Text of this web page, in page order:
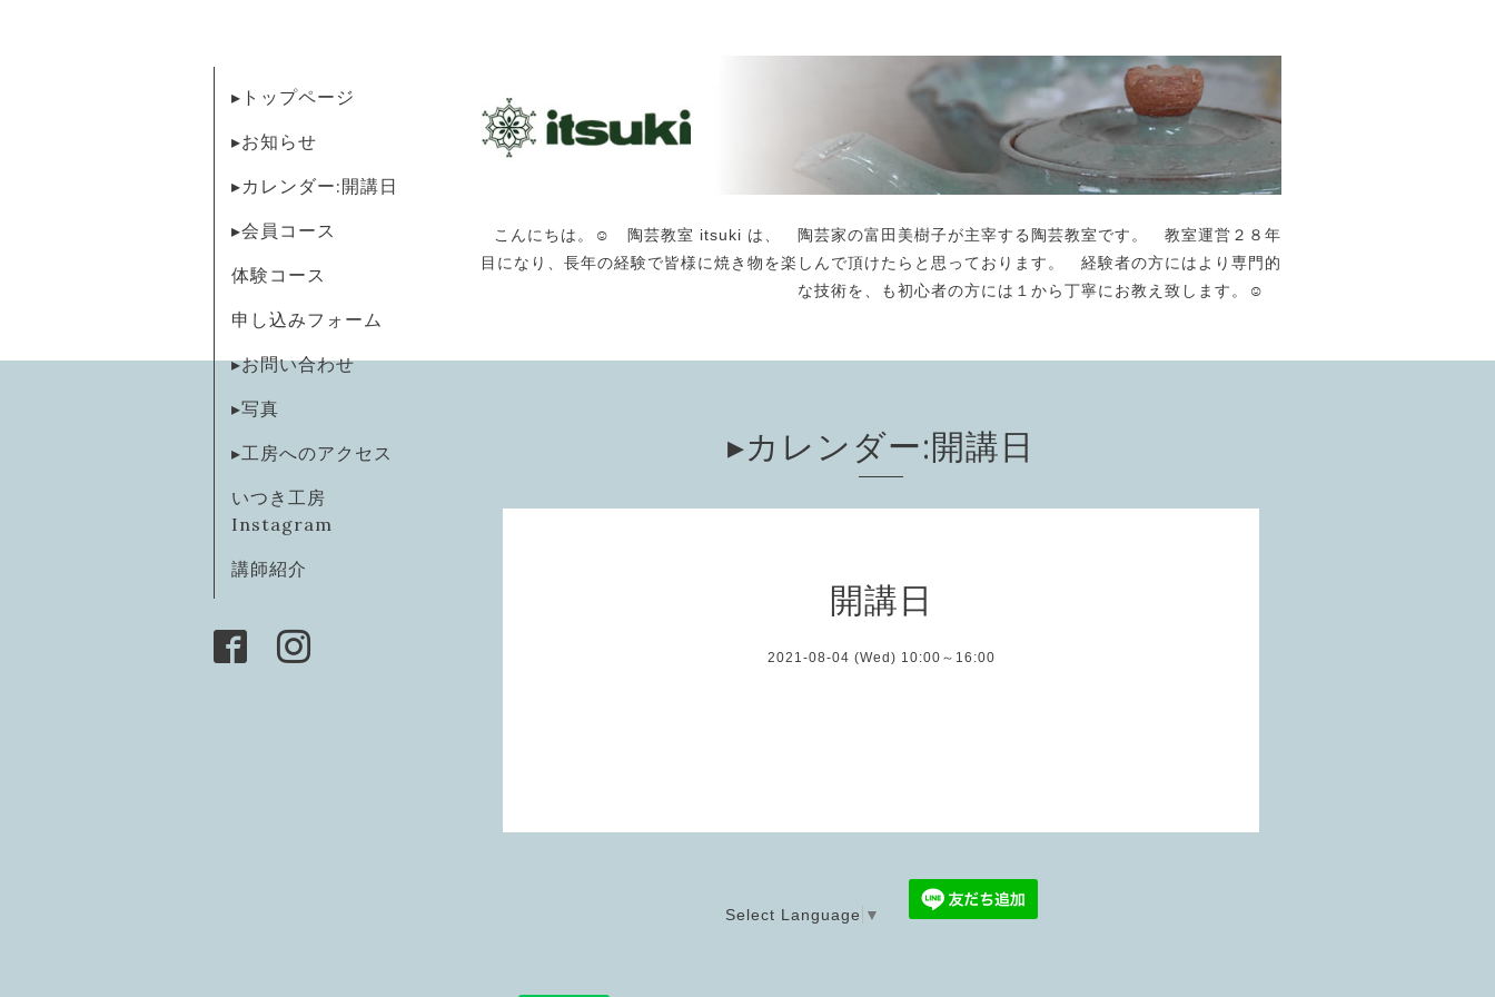
こんにちは。☺️ 陶芸教室 itsuki は、 陶芸家の富田美樹子が主宰する陶芸教室です。 教室運営２８年
目になり、長年の経験で皆様に焼き物を楽しんで頂けたらと思っております。 経験者の方にはより専門的
な技術を、も初心者の方には１から丁寧にお教え致します。☺️
▸トップページ
▸お知らせ
▸カレンダー:開講日
▸会員コース
体験コース
申し込みフォーム
▸お問い合わせ
▸写真
▸工房へのアクセス
いつき工房
Instagram
講師紹介
▸カレンダー:開講日
開講日
2021-08-04 (Wed) 10:00～16:00
Select Language ▼